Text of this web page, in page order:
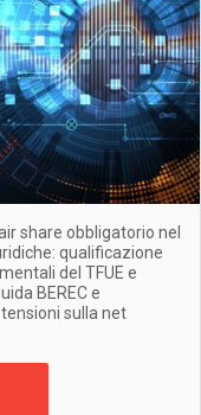
share obbligatorio nel
qualificazione
del TFUE e
BEREC e
sulla net